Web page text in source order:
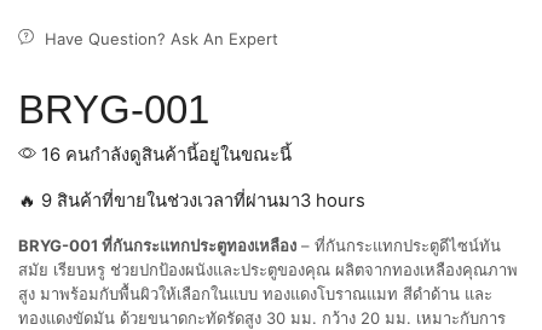
Have Question? Ask An Expert
BRYG-001
16 คนกำลังดูสินค้านี้อยู่ในขณะนี้
🔥 9 สินค้าที่ขายในช่วงเวลาที่ผ่านมา3 hours
BRYG-001 ที่กันกระแทกประตูทองเหลือง – ที่กันกระแทกประตูดีไซน์ทัน
สมัย เรียบหรู ช่วยปกป้องผนังและประตูของคุณ ผลิตจากทองเหลืองคุณภาพ
สูง มาพร้อมกับพื้นผิวให้เลือกในแบบ ทองแดงโบราณแมท สีดำด้าน และ
ทองแดงขัดมัน ด้วยขนาดกะทัดรัดสูง 30 มม. กว้าง 20 มม. เหมาะกับการ